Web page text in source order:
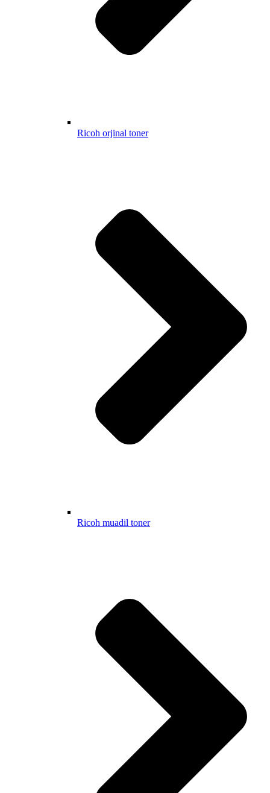
Ricoh orjinal toner
Ricoh muadil toner